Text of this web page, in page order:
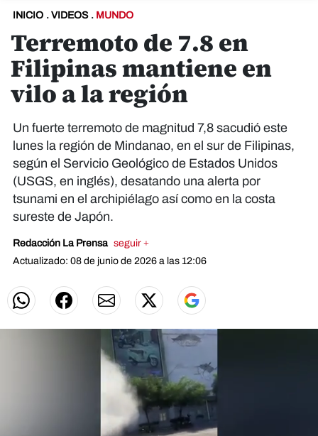
INICIO . VIDEOS . MUNDO
Terremoto de 7.8 en
Filipinas mantiene en
vilo a la región
Un fuerte terremoto de magnitud 7,8 sacudió este
lunes la región de Mindanao, en el sur de Filipinas,
según el Servicio Geológico de Estados Unidos
(USGS, en inglés), desatando una alerta por
tsunami en el archipiélago así como en la costa
sureste de Japón.
Redacción La Prensa seguir +
Actualizado: 08 de junio de 2026 a las 12:06